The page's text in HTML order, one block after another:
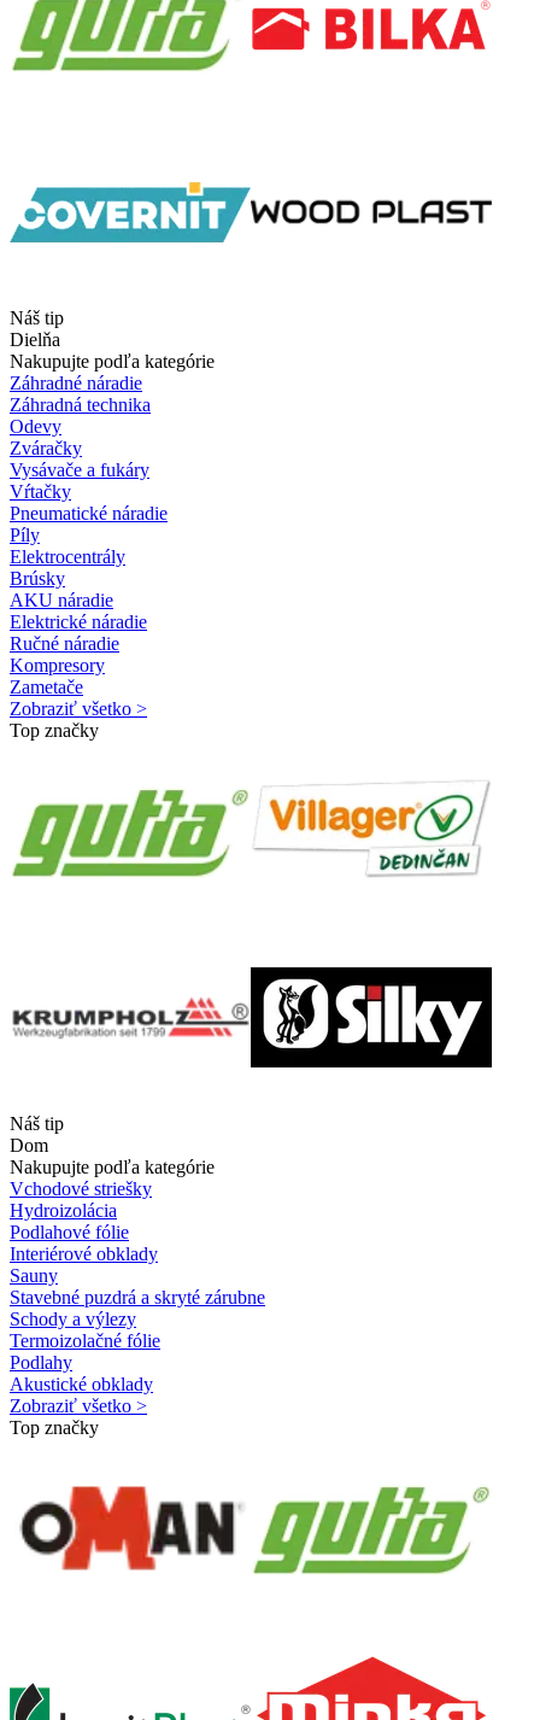
Náš tip
Dielňa
Nakupujte podľa kategórie
Záhradné náradie
Záhradná technika
Odevy
Zváračky
Vysávače a fukáry
Vŕtačky
Pneumatické náradie
Píly
Elektrocentrály
Brúsky
AKU náradie
Elektrické náradie
Ručné náradie
Kompresory
Zametače
Zobraziť všetko >
Top značky
Náš tip
Dom
Nakupujte podľa kategórie
Vchodové striešky
Hydroizolácia
Podlahové fólie
Interiérové obklady
Sauny
Stavebné puzdrá a skryté zárubne
Schody a výlezy
Termoizolačné fólie
Podlahy
Akustické obklady
Zobraziť všetko >
Top značky